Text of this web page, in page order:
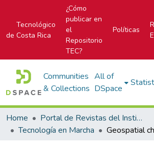
Tecnológico
de Costa Rica
¿Cómo
publicar en
el
Repositorio
TEC?
Políticas
Communities
& Collections
All of
DSpace
Home
Portal de Revistas del Instituto Tecnológico de Costa Rica
Tecnología en Marcha